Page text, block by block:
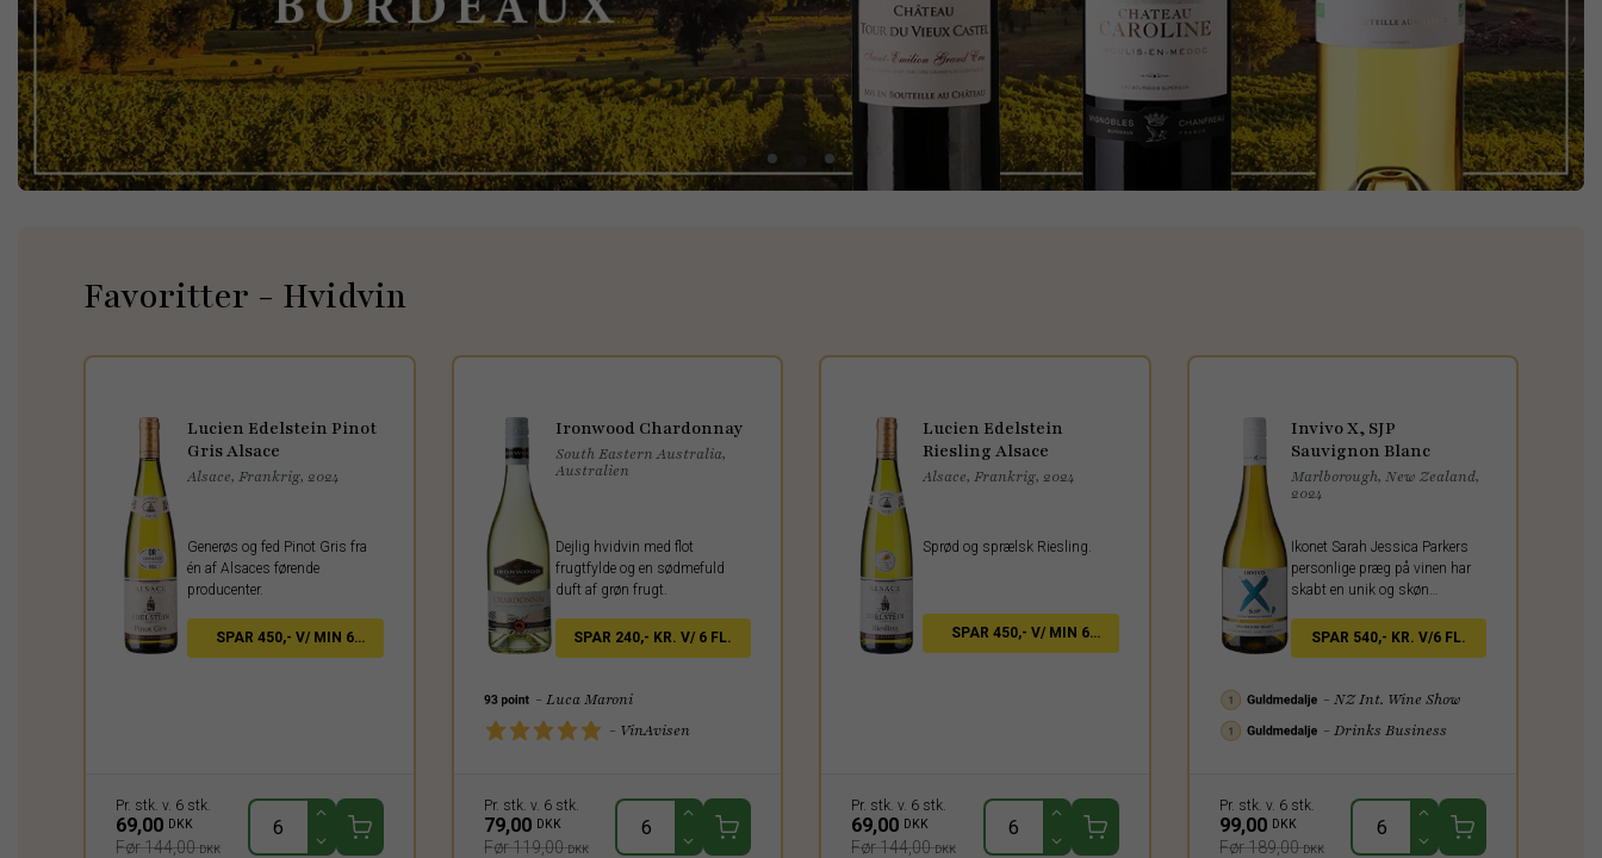
Favoritter - Hvidvin
Lucien Edelstein Pinot
Gris Alsace
Alsace, Frankrig, 2024
Generøs og fed Pinot Gris fra
én af Alsaces førende
producenter.
SPAR 450,- V/ MIN 6
FL.
Pr. stk. v. 6 stk.
69,00 DKK
Før 144,00DKK
Ironwood Chardonnay
South Eastern Australia,
Australien
Dejlig hvidvin med flot
frugtfylde og en sødmefuld
duft af grøn frugt.
SPAR 240,- KR. V/ 6 FL.
- Luca Maroni
- VinAvisen
Pr. stk. v. 6 stk.
79,00 DKK
Før 119,00DKK
Lucien Edelstein
Riesling Alsace
Alsace, Frankrig, 2024
Sprød og sprælsk Riesling.
SPAR 450,- V/ MIN 6
FL.
Pr. stk. v. 6 stk.
69,00 DKK
Før 144,00DKK
Invivo X, SJP
Sauvignon Blanc
Marlborough, New Zealand,
2024
Ikonet Sarah Jessica Parkers
personlige præg på vinen har
skabt en unik og skøn
karakteristiske smagsprofil og
ultraglatte fornemmelse har
New York til idylliske New
SPAR 540,- KR. V/6 FL.
- NZ Int. Wine Show
- Drinks Business
Pr. stk. v. 6 stk.
99,00 DKK
Før 189,00DKK